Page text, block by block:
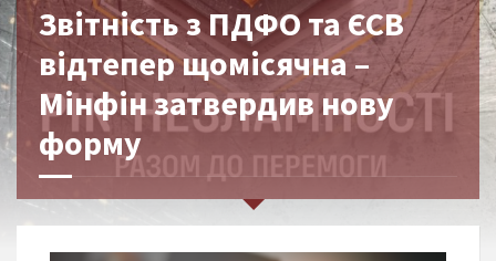
Звітність з ПДФО та ЄСВ
відтепер щомісячна –
Мінфін затвердив нову
форму